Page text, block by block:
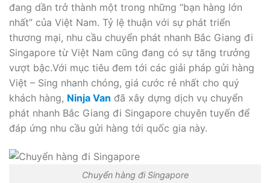
đang dần trở thành một trong những “bạn hàng lớn
nhất” của Việt Nam. Tỷ lệ thuận với sự phát triển
thương mại, nhu cầu chuyển phát nhanh Bắc Giang đi
Singapore từ Việt Nam cũng đang có sự tăng trưởng
vượt bậc.Với mục tiêu đem tới các giải pháp gửi hàng
Việt – Sing nhanh chóng, giá cước rẻ nhất cho quý
khách hàng, Ninja Van đã xây dựng dịch vụ chuyển
phát nhanh Bắc Giang đi Singapore chuyên tuyến để
đáp ứng nhu cầu gửi hàng tới quốc gia này.
Chuyển hàng đi Singapore